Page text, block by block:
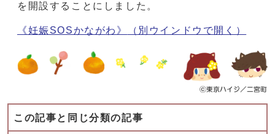
を開設することにしました。
《妊娠SOSかながわ》 （別ウインドウで開く）
この記事と同じ分類の記事